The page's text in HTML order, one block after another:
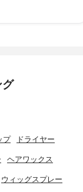
プ ドライヤー
ヘアワックス
ウィッグスプレー